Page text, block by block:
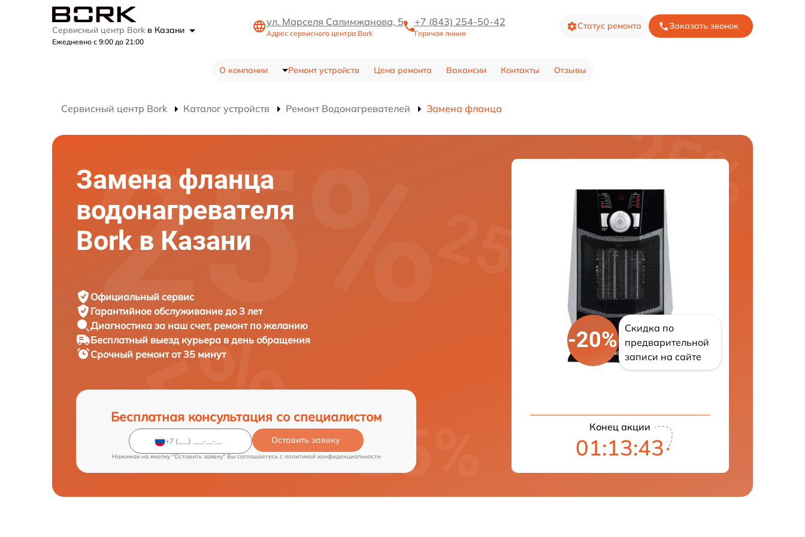
Сервисный центр Bork в Казани
Ежедневно с 9:00 до 21:00
ул. Марселя Салимжанова, 5
Адрес сервисного центра Bork
+7 (843) 254-50-42
Горячая линия
Статус ремонта Заказать звонок
О компании Ремонт устройств Цена ремонта Вакансии Контакты Отзывы
Сервисный центр Bork Каталог устройств Ремонт Водонагревателей Замена фланца
Замена фланца
водонагревателя
Bork в Казани
Официальный сервис
Гарантийное обслуживание до 3 лет
Диагностика за наш счет, ремонт по желанию
Бесплатный выезд курьера в день обращения
Срочный ремонтот 35 минут
Бесплатная консультация со специалистом
Оставить заявку
Нажимая на кнопку "Оставить заявку" Вы соглашаетесь c политикой конфиденциальности
-20%
Скидка по
предварительной
записи на сайте
Конец акции
01:13:41